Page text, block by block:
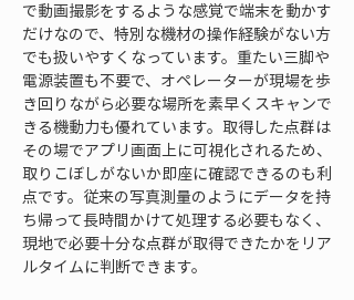
で動画撮影をするような感覚で端末を動かす
だけなので、特別な機材の操作経験がない方
でも扱いやすくなっています。重たい三脚や
電源装置も不要で、オペレーターが現場を歩
き回りながら必要な場所を素早くスキャンで
きる機動力も優れています。取得した点群は
その場でアプリ画面上に可視化されるため、
取りこぼしがないか即座に確認できるのも利
点です。従来の写真測量のようにデータを持
ち帰って長時間かけて処理する必要もなく、
現地で必要十分な点群が取得できたかをリア
ルタイムに判断できます。